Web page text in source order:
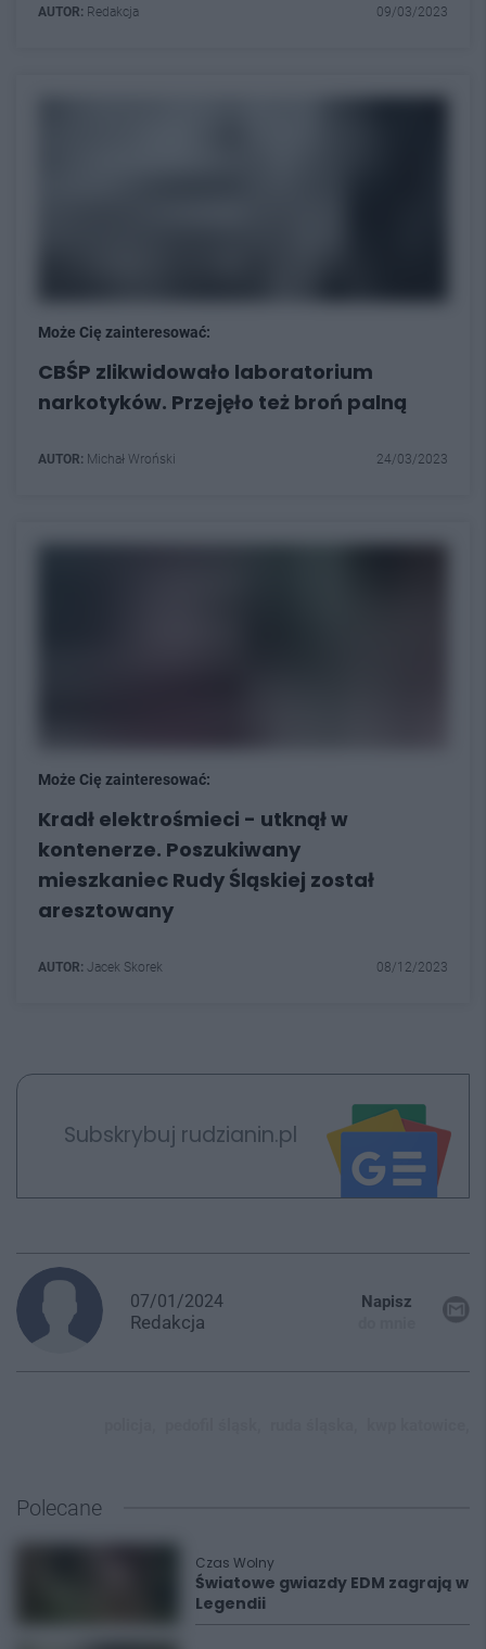
AUTOR: Redakcja 09/03/2023
Może Cię zainteresować:
CBŚP zlikwidowało laboratorium
narkotyków. Przejęło też broń palną
AUTOR: Michał Wroński 24/03/2023
Może Cię zainteresować:
Kradł elektrośmieci - utknął w
kontenerze. Poszukiwany
mieszkaniec Rudy Śląskiej został
aresztowany
AUTOR: Jacek Skorek 08/12/2023
Subskrybuj rudzianin.pl
07/01/2024
Redakcja
Napisz
Polecane
Czas Wolny
Światowe gwiazdy EDM zagrają w
Legendii